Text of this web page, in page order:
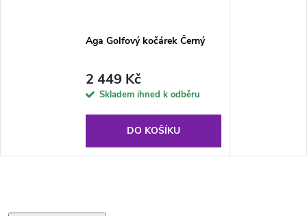
Aga Golfový kočárek Černý
2 449 Kč
Skladem ihned k odběru
DO KOŠÍKU